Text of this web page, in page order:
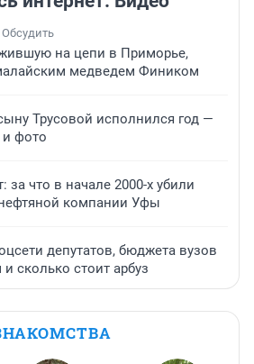
Обсудить
на цепи в Приморье,
медведем Фиником
Трусовой исполнился год —
и фото
за что в начале 2000-х убили
компании Уфы
депутатов, бюджета вузов
сколько стоит арбуз